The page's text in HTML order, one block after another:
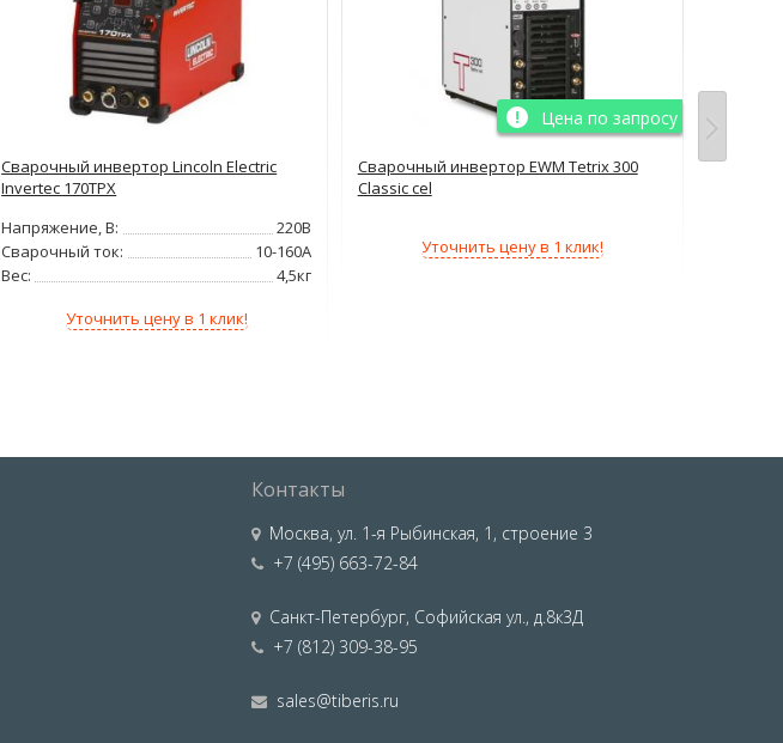
Сварочный инвертор Lincoln Electric
Invertec 170TPX
Напряжение, В:
220В
Сварочный ток:
10-160А
Вес:
4,5кг
Уточнить цену в 1 клик!
Цена по запросу
Сварочный инвертор EWM Tetrix 300
Classic cel
Уточнить цену в 1 клик!
Контакты
Москва,ул. 1-я Рыбинская, 1, строение 3
+7 (495) 663-72-84
Санкт-Петербург, Софийская ул., д.8к3Д
+7 (812) 309-38-95
sales@tiberis.ru